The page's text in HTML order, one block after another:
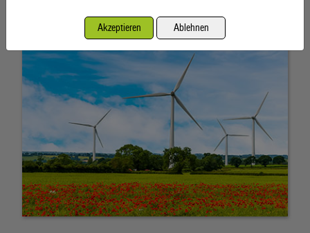
27. März 2026, WienAkzeptieren Ablehnen